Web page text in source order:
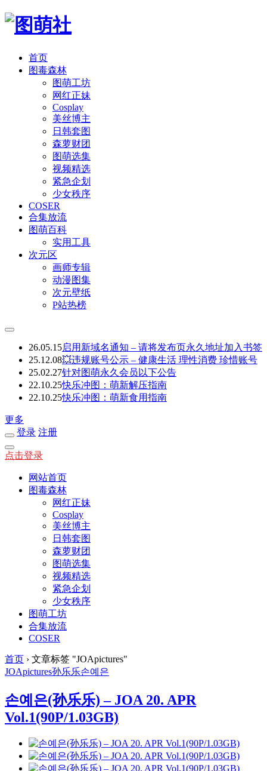
首页
图毒森林
图萌工坊
网红正妹
Cosplay
美丝博主
日韩套图
森萝财团
图萌选集
视频精选
紧急企划
少女秩序
COSER
合集放流
图萌百科
实用工具
次元区
画师专辑
动漫图集
次元壁纸
P站热榜
26.05.15启用新域名通知 – 请将发布页永久地址加入书签
25.12.08💥违规账号公示 – 健康生活 理性消费 珍惜账号
25.02.27针对图萌永久会员以下公告
22.10.25快乐冲图：萌新解压指南
22.10.25快乐冲图：萌新食用指南
更多
登录 注册
点击登录
网站首页
图毒森林
网红正妹
Cosplay
美丝博主
日韩套图
森萝财团
图萌选集
视频精选
紧急企划
少女秩序
图萌工坊
合集放流
COSER
首页 › 文章标签 "JOApictures"
JOApictures孙乐乐손예은
손예은(孙乐乐) – JOA 20. APR
Vol.1(90P/1.03GB)